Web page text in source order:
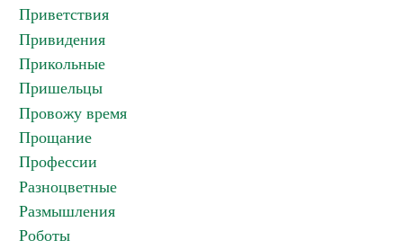
Приветствия
Привидения
Прикольные
Пришельцы
Провожу время
Прощание
Профессии
Разноцветные
Размышления
Роботы